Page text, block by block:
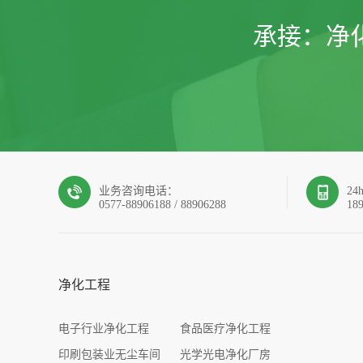
承接： 净
业务咨询电话：
0577-88906188 / 88906288
净化工程
电子行业净化工程 食品医疗净化工程
印刷包装业无尘车间 光学光电净化厂房